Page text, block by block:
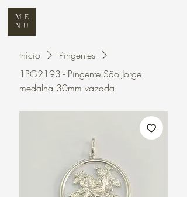
ME
NU
Início
Pingentes
1PG2193 - Pingente São Jorge
medalha 30mm vazada